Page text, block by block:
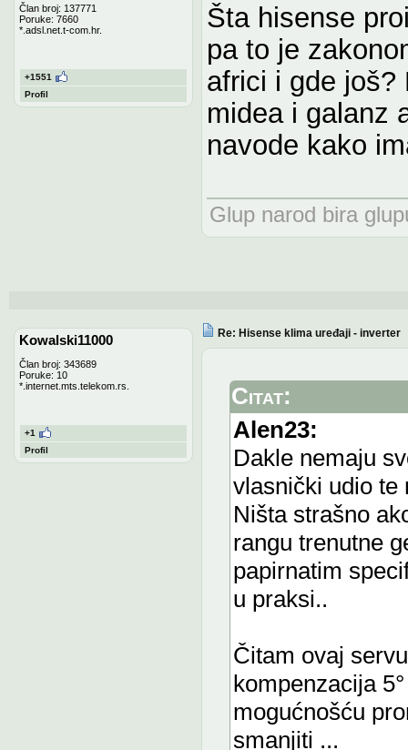
Član broj: 137771
Poruke: 7660
*.adsl.net.t-com.hr.
+1551
Profil
Šta hisense
pa to je
africi i gde još?
midea i galanz
navode kako
Glup narod bira
Kowalski11000
Član broj: 343689
Poruke: 10
*.internet.mts.telekom.rs.
+1
Profil
Re: Hisense klima uređaji - inverter
Citat:
Alen23:
Dakle nemaju
vlasnički udio te
Ništa strašno
rangu trenutne
papirnatim
u praksi..
Čitam ovaj
kompenzacija
mogućnošću
smanjiti ...